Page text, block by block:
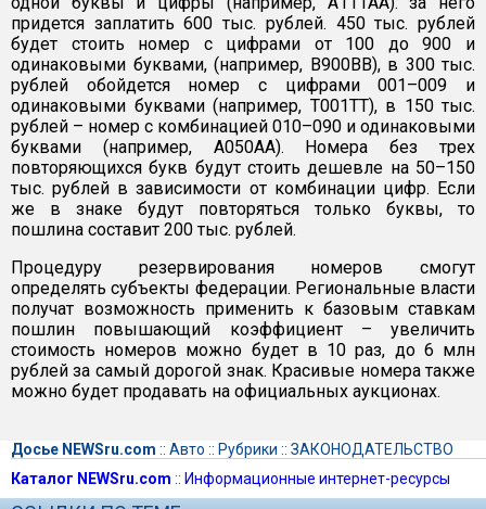
придется заплатить 600 тыс. рублей. 450 тыс. рублей
будет стоить номер с цифрами от 100 до 900 и
одинаковыми буквами, (например, В900ВВ), в 300 тыс.
рублей обойдется номер с цифрами 001–009 и
одинаковыми буквами (например, Т001ТТ), в 150 тыс.
рублей – номер с комбинацией 010–090 и одинаковыми
буквами (например, А050АА). Номера без трех
повторяющихся букв будут стоить дешевле на 50–150
тыс. рублей в зависимости от комбинации цифр. Если
же в знаке будут повторяться только буквы, то
пошлина составит 200 тыс. рублей.
Процедуру резервирования номеров смогут
определять субъекты федерации. Региональные власти
получат возможность применить к базовым ставкам
пошлин повышающий коэффициент – увеличить
стоимость номеров можно будет в 10 раз, до 6 млн
рублей за самый дорогой знак. Красивые номера также
можно будет продавать на официальных аукционах.
Досье NEWSru.com :: Авто :: Рубрики :: ЗАКОНОДАТЕЛЬСТВО
Каталог NEWSru.com :: Информационные интернет-ресурсы